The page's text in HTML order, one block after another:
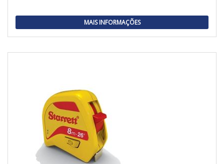
MAIS INFORMAÇÕES